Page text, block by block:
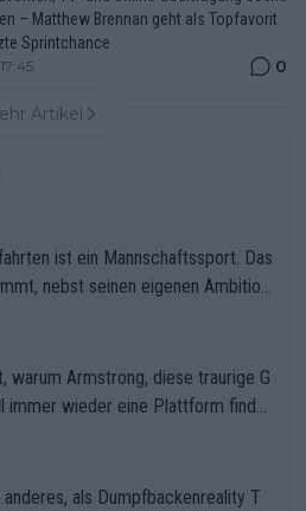
– Matthew Brennan geht als Topfavorit
Sprintchance
0
Artikel
ist ein Mannschaftssport. Das
seinen eigenen Ambition
zu machen und konkret am Erf
hoch anzurechnen. Das ist ein Zei
hinaus.
warum Armstrong, diese traurige G
immer wieder eine Plattform finde
als Dumpfbackenreality T